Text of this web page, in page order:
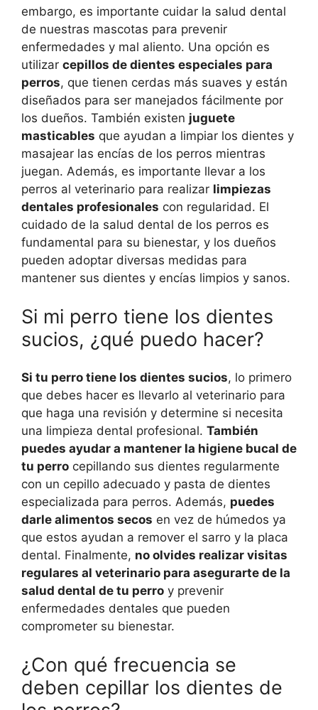
embargo, es importante cuidar la salud dental
de nuestras mascotas para prevenir
enfermedades y mal aliento. Una opción es
utilizar cepillos de dientes especiales para
perros, que tienen cerdas más suaves y están
diseñados para ser manejados fácilmente por
los dueños. También existen juguete
masticables que ayudan a limpiar los dientes y
masajear las encías de los perros mientras
juegan. Además, es importante llevar a los
perros al veterinario para realizar limpiezas
dentales profesionales con regularidad. El
cuidado de la salud dental de los perros es
fundamental para su bienestar, y los dueños
pueden adoptar diversas medidas para
mantener sus dientes y encías limpios y sanos.
Si mi perro tiene los dientes
sucios, ¿qué puedo hacer?
Si tu perro tiene los dientes sucios, lo primero
que debes hacer es llevarlo al veterinario para
que haga una revisión y determine si necesita
una limpieza dental profesional. También
puedes ayudar a mantener la higiene bucal de
tu perro cepillando sus dientes regularmente
con un cepillo adecuado y pasta de dientes
especializada para perros. Además, puedes
darle alimentos secos en vez de húmedos ya
que estos ayudan a remover el sarro y la placa
dental. Finalmente, no olvides realizar visitas
regulares al veterinario para asegurarte de la
salud dental de tu perro y prevenir
enfermedades dentales que pueden
comprometer su bienestar.
¿Con qué frecuencia se
deben cepillar los dientes de